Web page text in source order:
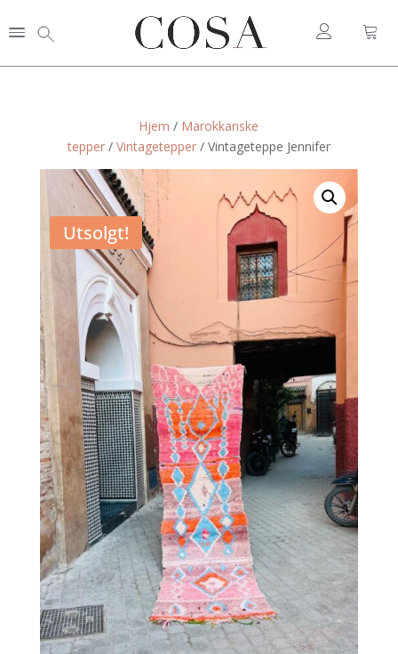
Hjem / Marokkanske
tepper/ Vintagetepper/ Vintageteppe Jennifer
Utsolgt!